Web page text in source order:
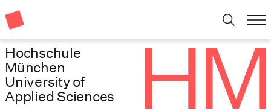
Hochschule
München
University of
Applied Sciences